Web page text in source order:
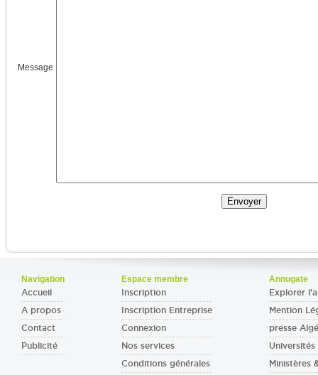
Message
Navigation
Accueil
A propos
Contact
Publicité
Espace membre
Inscription
Inscription Entreprise
Connexion
Nos services
Conditions générales
Annugate
Explorer
Mention
presse
Ministères